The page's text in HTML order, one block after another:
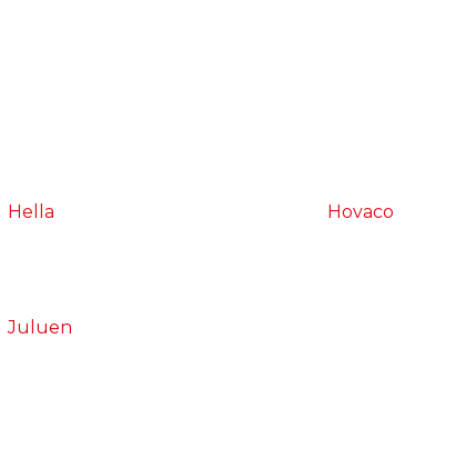
Hella Hovaco
Juluen